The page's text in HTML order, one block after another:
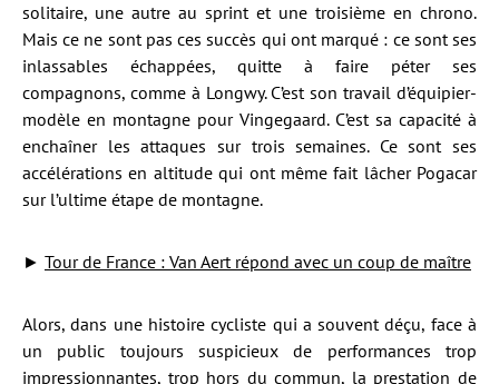
solitaire, une autre au sprint et une troisième en chrono.
Mais ce ne sont pas ces succès qui ont marqué : ce sont ses
inlassables échappées, quitte à faire péter ses
compagnons, comme à Longwy. C’est son travail d’équipier-
modèle en montagne pour Vingegaard. C’est sa capacité à
enchaîner les attaques sur trois semaines. Ce sont ses
accélérations en altitude qui ont même fait lâcher Pogacar
sur l’ultime étape de montagne.
► Tour de France : Van Aert répond avec un coup de maître
Alors, dans une histoire cycliste qui a souvent déçu, face à
un public toujours suspicieux de performances trop
impressionnantes, trop hors du commun, la prestation de